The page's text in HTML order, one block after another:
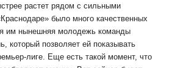
растет рядом с сильными
было много качественных
им нынешняя молодежь команды
который позволяет ей показывать
лиге. Еще есть такой момент, что